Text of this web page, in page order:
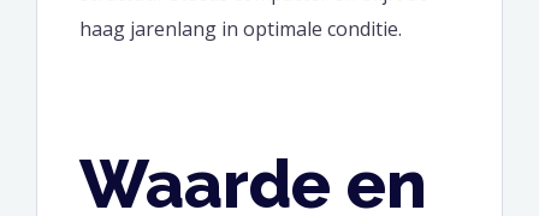
haag jarenlang in optimale conditie.
Waarde en